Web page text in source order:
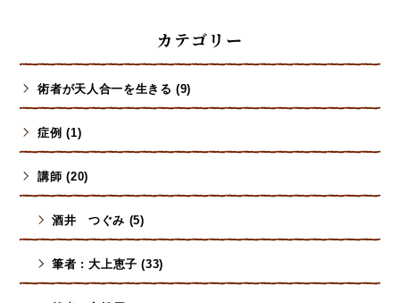
カテゴリー
術者が天人合一を生きる (9)
症例 (1)
講師 (20)
酒井 つぐみ (5)
筆者 : 大上恵子 (33)